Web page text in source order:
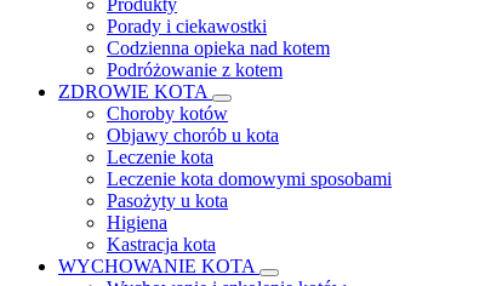
Produkty
Porady i ciekawostki
Codzienna opieka nad kotem
Podróżowanie z kotem
ZDROWIE KOTA
Choroby kotów
Objawy chorób u kota
Leczenie kota
Leczenie kota domowymi sposobami
Pasożyty u kota
Higiena
Kastracja kota
WYCHOWANIE KOTA